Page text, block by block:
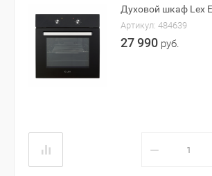
Духовой шкаф Lex
Артикул: 484639
27 990 руб.
−